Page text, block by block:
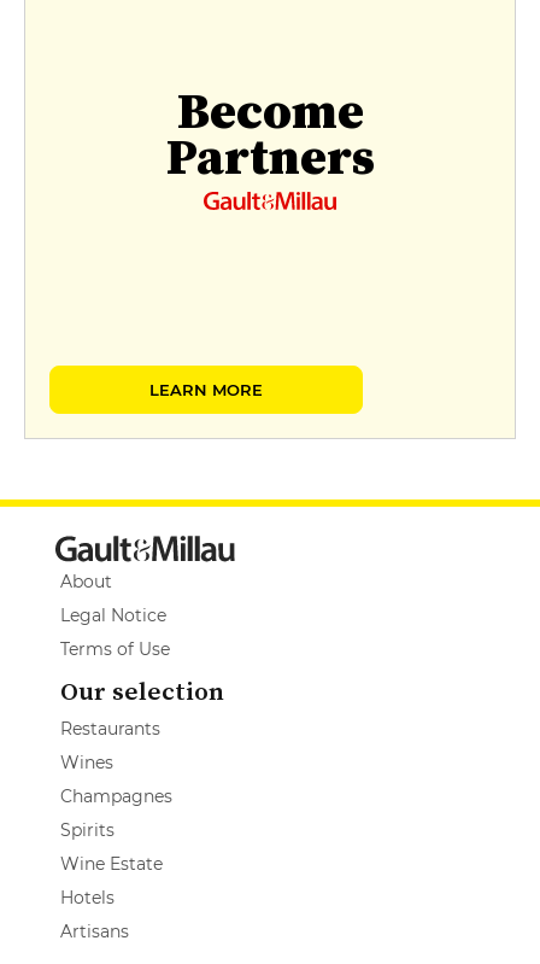
Become
Partners
LEARN MORE
About
Legal Notice
Terms of Use
Our selection
Restaurants
Wines
Champagnes
Spirits
Wine Estate
Hotels
Artisans